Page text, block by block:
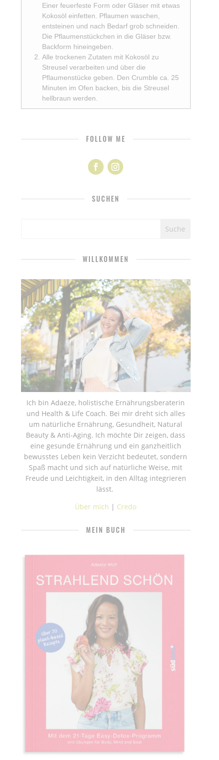
Einer feuerfeste Form oder Gläser mit etwas
Kokosöl einfetten. Pflaumen waschen,
entsteinen und nach Bedarf grob schneiden.
Die Pflaumenstückchen in die Gläser bzw.
Backform hineingeben.
Alle trockenen Zutaten mit Kokosöl zu
Streusel verarbeiten und über die
Pflaumenstücke geben. Den Crumble ca. 25
Minuten im Ofen backen, bis die Streusel
hellbraun werden.
FOLLOW ME
SUCHEN
WILLKOMMEN
Ich bin Adaeze, holistische Ernährungsberaterin
und Health & Life Coach. Bei mir dreht sich alles
um natürliche Ernährung, Gesundheit, Natural
Beauty & Anti-Aging. Ich möchte Dir zeigen, dass
eine gesunde Ernährung und ein ganzheitlich
bewusstes Leben kein Verzicht bedeutet, sondern
Spaß macht und sich auf natürliche Weise, mit
Freude und Leichtigkeit, in den Alltag integrieren
lässt.
Über mich | Credo
MEIN BUCH